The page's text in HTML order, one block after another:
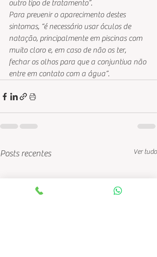
outro tipo de tratamento”.
Para prevenir o aparecimento destes
sintomas, “é necessário usar óculos de
natação, principalmente em piscinas com
muito cloro e, em caso de não os ter,
fechar os olhos para que a conjuntiva não
entre em contato com a água”.
Posts recentes Ver tudo